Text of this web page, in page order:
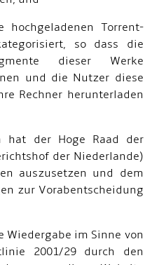
Torrent-
so dass die
dieser Werke
und die Nutzer diese
Rechner herunterladen
hat der Hoge Raad der
der Niederlande)
auszusetzen und dem
zur Vorabentscheidung
im Sinne von
2001/29 durch den